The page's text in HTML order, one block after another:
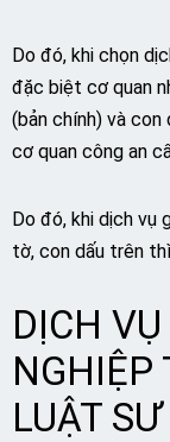
Do đó, khi chọn
đặc biệt cơ quan
(bản chính) và con
cơ quan công an
Do đó, khi dịch vụ
tờ, con dấu trên
DỊCH
NGHIỆP
LUẬT